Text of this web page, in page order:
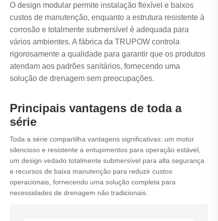
O design modular permite instalação flexível e baixos
custos de manutenção, enquanto a estrutura resistente à
corrosão e totalmente submersível é adequada para
vários ambientes. A fábrica da TRUPOW controla
rigorosamente a qualidade para garantir que os produtos
atendam aos padrões sanitários, fornecendo uma
solução de drenagem sem preocupações.
Principais vantagens de toda a
série
Toda a série compartilha vantagens significativas: um motor
silencioso e resistente a entupimentos para operação estável,
um design vedado totalmente submersível para alta segurança
e recursos de baixa manutenção para reduzir custos
operacionais, fornecendo uma solução completa para
necessidades de drenagem não tradicionais.